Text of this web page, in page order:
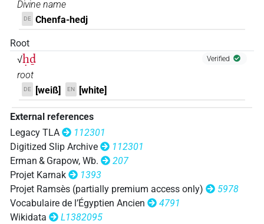
𓎛𓌉 | 3× V\ptcp.act.m.sg
𓏏𓇳𓌉𓆓
𓏏𓌉𓆓
𔌷𓆓𓇳 | 1× V\tam.act
𓏏𓇳 | 1× V(infl. unedited)
[]𓆓𓇳 V\res-3sg.m (1
[]𓆓𓻞[] | 1× V(infl. unedited)
[]𓏏𓇳 | 1× V\res-3sg.m
Divine name
DE Chenfa-hedj
Root
√ḥḏ Verified
root
DE [weiß] EN [white]
External references
Legacy TLA
112301
Digitized Slip Archive
112301
Erman & Grapow, Wb.
207
Projet Karnak
1393
Projet Ramsès (partially premium access only)
5978
Vocabulaire de l’Égyptien Ancien
4791
Wikidata
L1382095